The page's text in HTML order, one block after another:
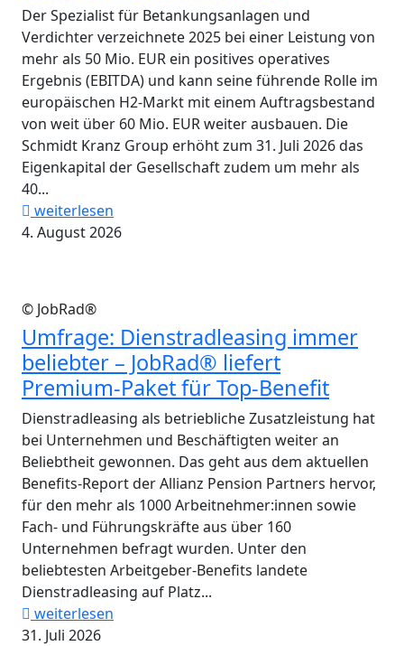
Der Spezialist für Betankungsanlagen und
Verdichter verzeichnete 2025 bei einer Leistung von
mehr als 50 Mio. EUR ein positives operatives
Ergebnis (EBITDA) und kann seine führende Rolle im
europäischen H2-Markt mit einem Auftragsbestand
von weit über 60 Mio. EUR weiter ausbauen. Die
Schmidt Kranz Group erhöht zum 31. Juli 2026 das
Eigenkapital der Gesellschaft zudem um mehr als
40...
weiterlesen
4. August 2026
© JobRad®
Umfrage: Dienstradleasing immer
beliebter – JobRad® liefert
Premium-Paket für Top-Benefit
Dienstradleasing als betriebliche Zusatzleistung hat
bei Unternehmen und Beschäftigten weiter an
Beliebtheit gewonnen. Das geht aus dem aktuellen
Benefits-Report der Allianz Pension Partners hervor,
für den mehr als 1000 Arbeitnehmer:innen sowie
Fach- und Führungskräfte aus über 160
Unternehmen befragt wurden. Unter den
beliebtesten Arbeitgeber-Benefits landete
Dienstradleasing auf Platz...
weiterlesen
31. Juli 2026